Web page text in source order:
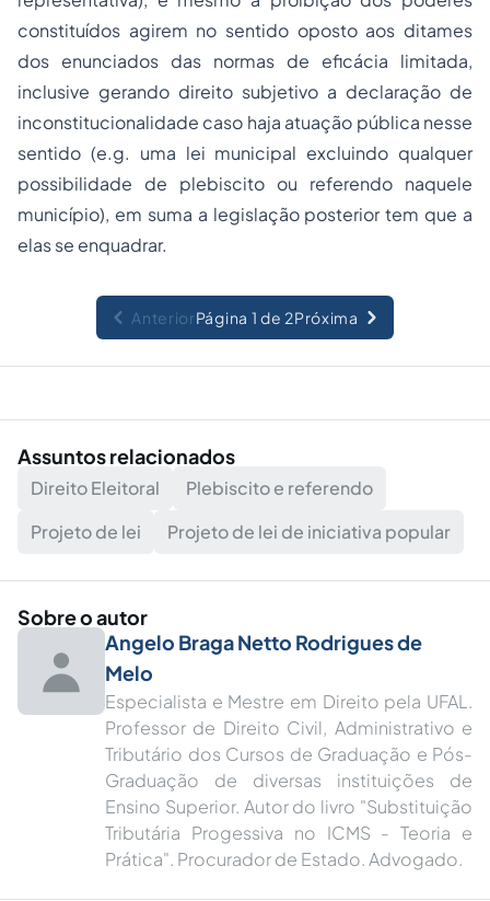
constituídos agirem no sentido oposto aos ditames
dos enunciados das normas de eficácia limitada,
inclusive gerando direito subjetivo a declaração de
inconstitucionalidade caso haja atuação pública nesse
sentido (e.g. uma lei municipal excluindo qualquer
possibilidade de plebiscito ou referendo naquele
município), em suma a legislação posterior tem que a
elas se enquadrar.
AnteriorPágina 1 de 2Próxima
Assuntos relacionados
Direito Eleitoral
Plebiscito e referendo
Projeto de lei
Projeto de lei de iniciativa popular
Sobre o autor
Angelo Braga Netto Rodrigues de
Melo
Especialista e Mestre em Direito pela UFAL.
Professor de Direito Civil, Administrativo e
Tributário dos Cursos de Graduação e Pós-
Graduação de diversas instituições de
Ensino Superior. Autor do livro "Substituição
Tributária Progessiva no ICMS - Teoria e
Prática". Procurador de Estado. Advogado.